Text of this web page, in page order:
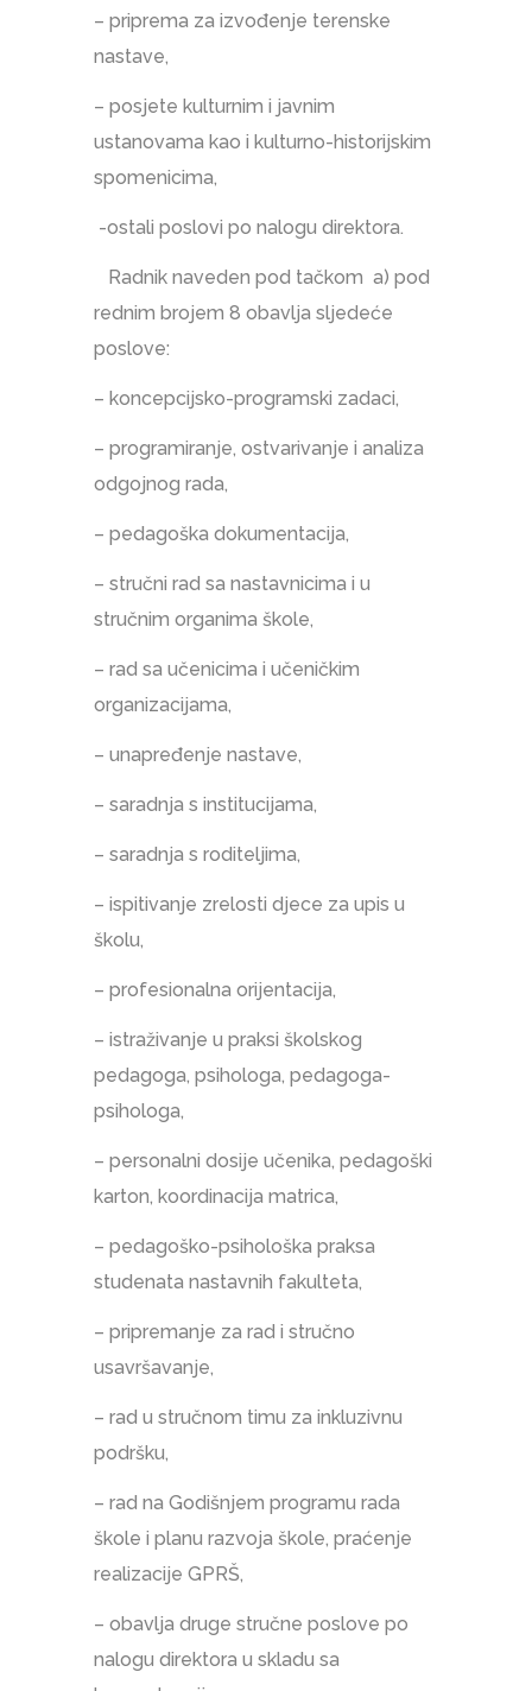
– priprema za izvođenje terenske
nastave,
– posjete kulturnim i javnim
ustanovama kao i kulturno-historijskim
spomenicima,
-ostali poslovi po nalogu direktora.
Radnik naveden pod tačkom a) pod
rednim brojem 8 obavlja sljedeće
poslove:
– koncepcijsko-programski zadaci,
– programiranje, ostvarivanje i analiza
odgojnog rada,
– pedagoška dokumentacija,
– stručni rad sa nastavnicima i u
stručnim organima škole,
– rad sa učenicima i učeničkim
organizacijama,
– unapređenje nastave,
– saradnja s institucijama,
– saradnja s roditeljima,
– ispitivanje zrelosti djece za upis u
školu,
– profesionalna orijentacija,
– istraživanje u praksi školskog
pedagoga, psihologa, pedagoga-
psihologa,
– personalni dosije učenika, pedagoški
karton, koordinacija matrica,
– pedagoško-psihološka praksa
studenata nastavnih fakulteta,
– pripremanje za rad i stručno
usavršavanje,
– rad u stručnom timu za inkluzivnu
podršku,
– rad na Godišnjem programu rada
škole i planu razvoja škole, praćenje
realizacije GPRŠ,
– obavlja druge stručne poslove po
nalogu direktora u skladu sa